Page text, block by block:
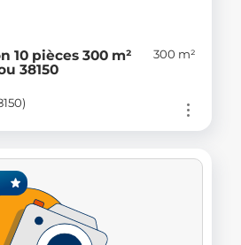
10 pièces 300 m²
38150
300 m²